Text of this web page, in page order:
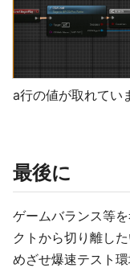
a行の値が取れてい
最後に
ゲームバランス等
クトから切り離し
めざせ爆速テスト環